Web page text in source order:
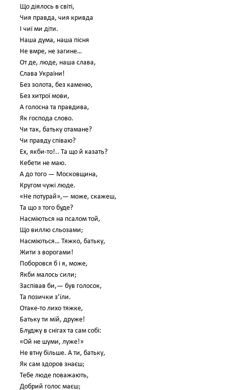
Що діялось в світі,
Чия правда, чия кривда
І чиї ми діти.
Наша дума, наша пісня
Не вмре, не загине…
От де, люде, наша слава,
Слава України!
Без золота, без каменю,
Без хитрої мови,
А голосна та правдива,
Як господа слово.
Чи так, батьку отамане?
Чи правду співаю?
Ех, якби-то!.. Та що й казать?
Кебети не маю.
А до того — Московщина,
Кругом чужі люде.
«Не потурай»,— може, скажеш,
Та що з того буде?
Насміються на псалом той,
Що виллю сльозами;
Насміються… Тяжко, батьку,
Жити з ворогами!
Поборовся б і я, може,
Якби малось сили;
Заспівав би,— був голосок,
Та позички з’їли.
Отаке-то лихо тяжке,
Батьку ти мій, друже!
Блуджу в снігах та сам собі:
«Ой не шуми, луже!»
Не втну більше. А ти, батьку,
Як сам здоров знаєш;
Тебе люде поважають,
Добрий голос маєш;